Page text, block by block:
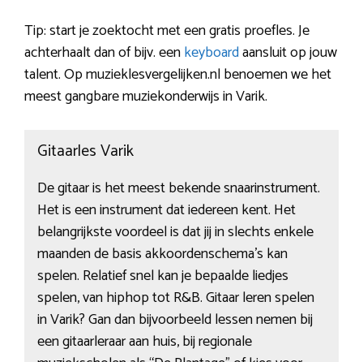
Tip: start je zoektocht met een gratis proefles. Je
achterhaalt dan of bijv. eenkeyboardaansluit op jouw
talent. Op muzieklesvergelijken.nl benoemen we het
meest gangbare muziekonderwijs in Varik.
Gitaarles Varik
De gitaar is het meest bekende snaarinstrument.
Het is een instrument dat iedereen kent. Het
belangrijkste voordeel is dat jij in slechts enkele
maanden de basis akkoordenschema’s kan
spelen. Relatief snel kan je bepaalde liedjes
spelen, van hiphop tot R&B. Gitaar leren spelen
in Varik? Gan dan bijvoorbeeld lessen nemen bij
een gitaarleraar aan huis, bij regionale